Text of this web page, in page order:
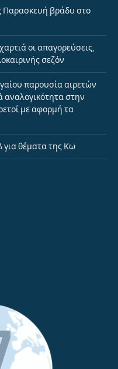
Παρασκευή βράδυ στο
οι απαγορεύσεις,
σεζόν
παρουσία αιρετών
αναλογικότητα στην
με αφορμή τα
θέματα της Κω